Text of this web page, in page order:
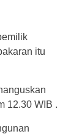
itu
12.30 WIB .